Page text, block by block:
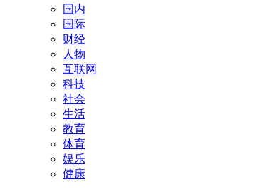
国内
国际
财经
人物
互联网
科技
社会
生活
教育
体育
娱乐
健康